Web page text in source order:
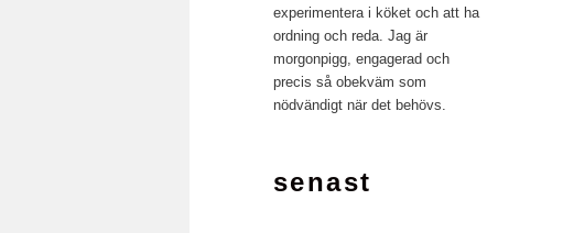
experimentera i köket och att ha
ordning och reda. Jag är
morgonpigg, engagerad och
precis så obekväm som
nödvändigt när det behövs.
senast